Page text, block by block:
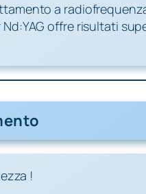
a
offre risultati
!